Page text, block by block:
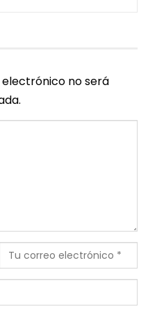
no será